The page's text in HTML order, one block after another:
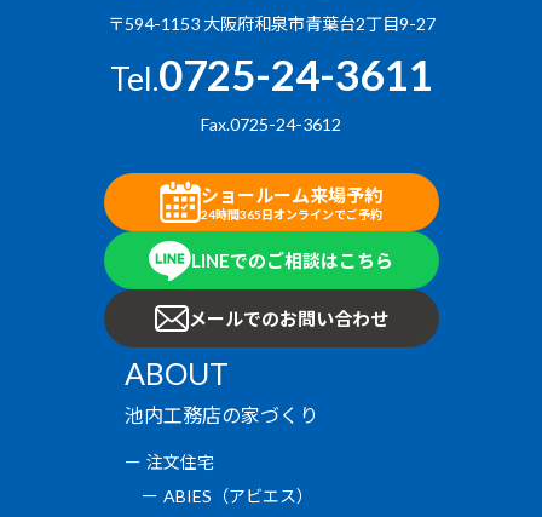
〒594-1153 大阪府和泉市青葉台2丁目9-27
Tel.0725-24-3611
Fax.0725-24-3612
ショールーム来場予約
24時間365日オンラインでご予約
LINEでのご相談はこちら
メールでのお問い合わせ
ABOUT
池内工務店の家づくり
注文住宅
ABIES（アビエス）